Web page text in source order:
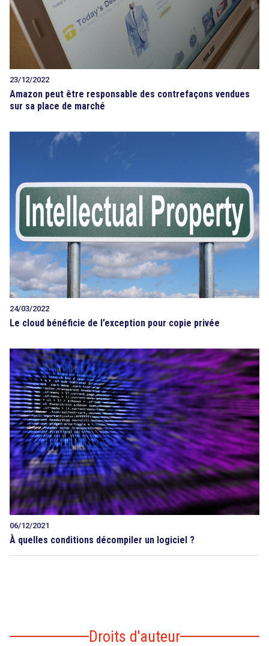
23/12/2022
Amazon peut être responsable des contrefaçons vendues
sur sa place de marché
24/03/2022
Le cloud bénéficie de l’exception pour copie privée
06/12/2021
À quelles conditions décompiler un logiciel ?
Droits d'auteur